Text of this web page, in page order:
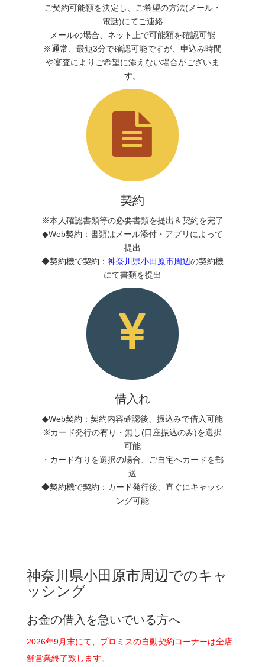
ご契約可能額を決定し、ご希望の方法(メール・
電話)にてご連絡
メールの場合、ネット上で可能額を確認可能
※通常、最短3分で確認可能ですが、申込み時間
や審査によりご希望に添えない場合がございま
す。
契約
※本人確認書類等の必要書類を提出＆契約を完了
◆Web契約：書類はメール添付・アプリによって
提出
◆契約機で契約： 神奈川県小田原市周辺の契約機
にて書類を提出
借入れ
◆Web契約：契約内容確認後、振込みで借入可能
※カード発行の有り・無し(口座振込のみ)を選択
可能
・カード有りを選択の場合、ご自宅へカードを郵
送
◆契約機で契約：カード発行後、直ぐにキャッシ
ング可能
神奈川県小田原市周辺でのキャ
ッシング
お金の借入を急いでいる方へ
2026年9月末にて、プロミスの自動契約コーナーは全店
舗営業終了致します。